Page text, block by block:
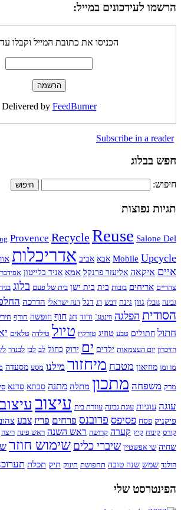
הרשמו לעידכונים במייל:
הכניסו את כתובת המייל וקבלו
Delivered byFeedBurner
Subscribe in a reader
חפש בבלוג
חיפוש:
תגיות נפוצות
Provence RecycleReuse Salone Del
Mobile Upcycle אבא אביב אדריכלות אור
איים איקאה אליעזר פרנקל אמא אניד בלייטון
צהריים אריחים בובות בית בית ישן בית של פעם בלוג בניה
גבינה גובלן גוון גינה דבש דג דגל דנה ישראלי הדרכה
הסודית הפלגה ווינטג` ורוד חג חוף חופשה חורף חיריה
חתול חתולים טבע טוזיג טורקיז טיול טילדה טלאים
הזיכרון יום העצמאות ילדים ים ירוק כחול לב לבן לבנדר
מו ומו מוזיאון מטבח מיחזור מילנו מסע מסעדה
מרק משפחה מתכון מתלה מתנה סבתא סדנא
עוגה עוגיות עוגת גבינה עוזרת בית עיצוב
פיקניק פסח פסיפס פרובנס פרחים פריז צבע צהוב
קורס קינוח קיץ קערה קרושה ראש השנה ראש פינה ריצה
שחיה שי אפשטיין שיברי כליםשימוש חוזר
הולנד שמש שנה טובה תחפושת תינוק תיק תכלת תערוכה
הפינטרסט שלי